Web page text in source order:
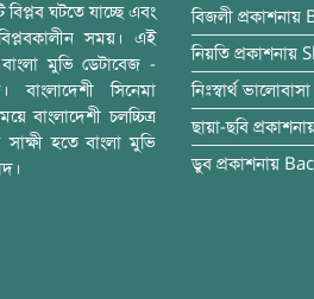
বিপ্লব ঘটতে যাচ্ছে এবং
সময়। এই
মুভি ডেটাবেজ -
বাংলাদেশী সিনেমা
বাংলাদেশী চলচ্চিত্র
হতে বাংলা মুভি
বিজলী প্রকাশনায়
নিয়তি প্রকাশনায়
নিঃস্বার্থ ভালোবাসা
ছায়া-ছবি
ডুব প্রকাশনায়